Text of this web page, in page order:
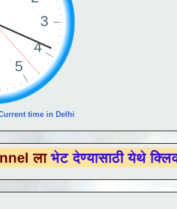
time in Delhi
देण्यासाठी येथे क्लिक करा .